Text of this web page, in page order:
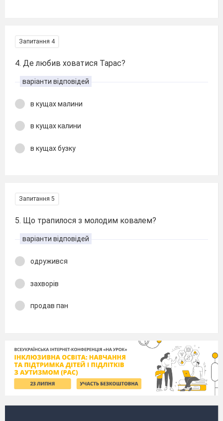
Запитання 4
4. Де любив ховатися Тарас?
варіанти відповідей
в кущах малини
в кущах калини
в кущах бузку
Запитання 5
5. Що трапилося з молодим ковалем?
варіанти відповідей
одружився
захворів
продав пан